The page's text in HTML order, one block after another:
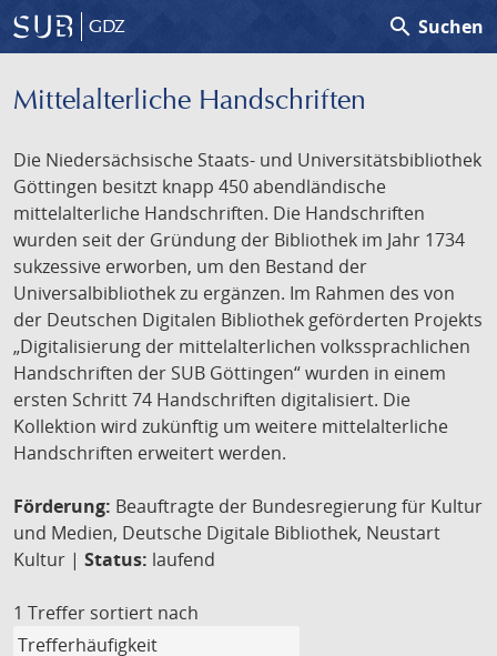
GDZ search Suchen
Mittelalterliche Handschriften
Die Niedersächsische Staats- und Universitätsbibliothek
Göttingen besitzt knapp 450 abendländische
mittelalterliche Handschriften. Die Handschriften
wurden seit der Gründung der Bibliothek im Jahr 1734
sukzessive erworben, um den Bestand der
Universalbibliothek zu ergänzen. Im Rahmen des von
der Deutschen Digitalen Bibliothek geförderten Projekts
„Digitalisierung der mittelalterlichen volkssprachlichen
Handschriften der SUB Göttingen“ wurden in einem
ersten Schritt 74 Handschriften digitalisiert. Die
Kollektion wird zukünftig um weitere mittelalterliche
Handschriften erweitert werden.
Förderung: Beauftragte der Bundesregierung für Kultur
und Medien, Deutsche Digitale Bibliothek, Neustart
Kultur | Status: laufend
1 Treffer sortiert nach